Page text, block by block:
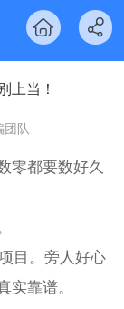
上当！
团队
都要数好久
目。旁人好心
实靠谱。